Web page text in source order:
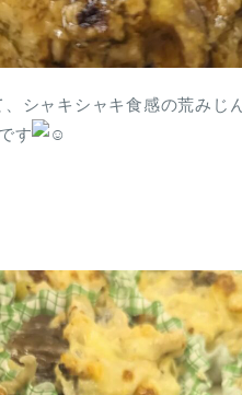
シャキシャキ食感の荒みじ
す